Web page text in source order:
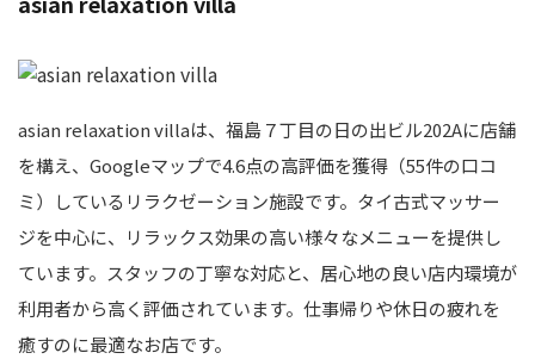
asian relaxation villaは、福島７丁目の日の出ビル202Aに店舗
を構え、Googleマップで4.6点の高評価を獲得（55件の口コ
ミ）しているリラクゼーション施設です。タイ古式マッサー
ジを中心に、リラックス効果の高い様々なメニューを提供し
ています。スタッフの丁寧な対応と、居心地の良い店内環境が
利用者から高く評価されています。仕事帰りや休日の疲れを
癒すのに最適なお店です。